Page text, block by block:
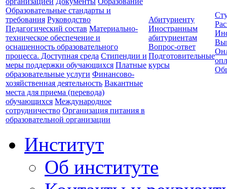
Образовательные стандарты и
требования Руководство
Педагогический состав Материально-
техническое обеспечение и
оснащенность образовательного
процесса. Доступная среда Стипендии и
меры поддержки обучающихся Платные
образовательные услуги Финансово-
хозяйственная деятельность Вакантные
места для приема (перевода)
обучающихся Международное
сотрудничество Организация питания в
образовательной организации
Абитуриенту
Иностранным
абитуриентам
Вопрос-ответ
Подготовительные
курсы
Институт
Об институте